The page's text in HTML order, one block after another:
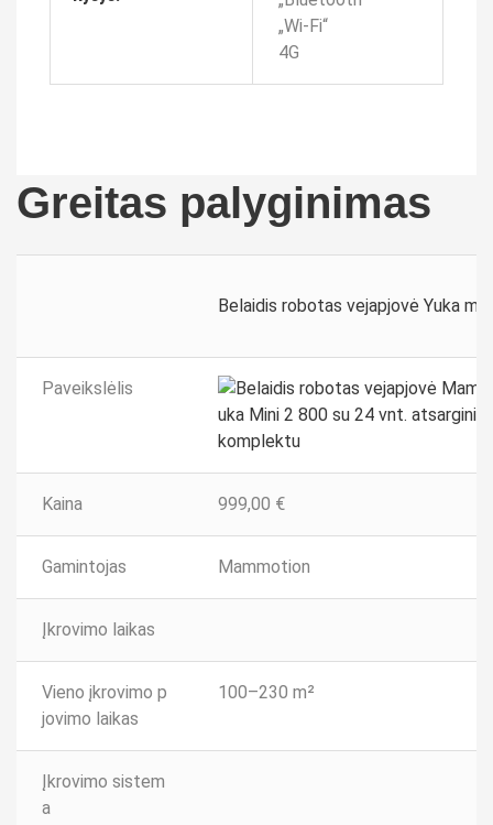
„Wi-Fi“
4G
Greitas palyginimas
Belaidis robotas vejapjovė Yuka
Paveikslėlis
Kaina 999,00 €
Gamintojas Mammotion
Įkrovimo laikas
Vieno įkrovimo p
jovimo laikas
100–230 m²
Įkrovimo sistem
a